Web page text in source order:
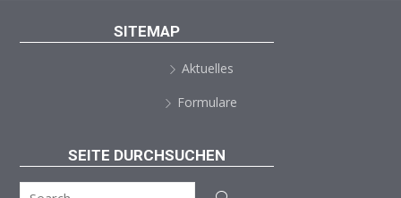
SITEMAP
Aktuelles
Formulare
SEITE DURCHSUCHEN